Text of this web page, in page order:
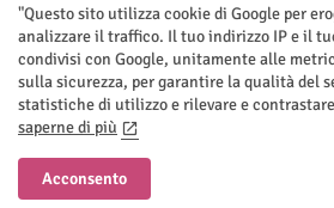
aggiornato senza nessuna periodicità. Non
un prodotto editoriale ai sensi della legge
All Right Reserved Copyright
Home
"Questo sito utilizza cookie di Google per
analizzare il traffico. Il tuo indirizzo IP e il
condivisi con Google, unitamente alle
sulla sicurezza, per garantire la qualità del
statistiche di utilizzo e rilevare e
saperne di più
Acconsento